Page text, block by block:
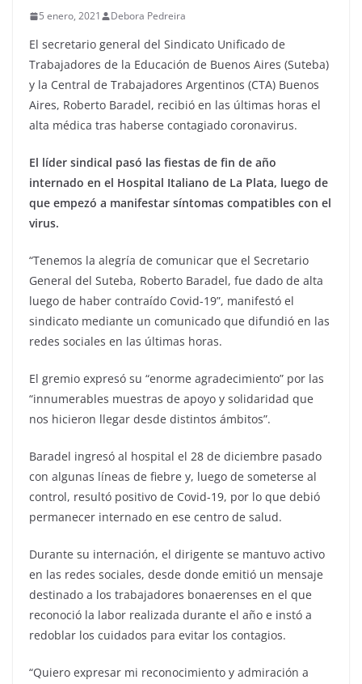
5 enero, 2021 Debora Pedreira
El secretario general del Sindicato Unificado de
Trabajadores de la Educación de Buenos Aires (Suteba)
y la Central de Trabajadores Argentinos (CTA) Buenos
Aires, Roberto Baradel, recibió en las últimas horas el
alta médica tras haberse contagiado coronavirus.
El líder sindical pasó las fiestas de fin de año
internado en el Hospital Italiano de La Plata, luego de
que empezó a manifestar síntomas compatibles con el
virus.
“Tenemos la alegría de comunicar que el Secretario
General del Suteba, Roberto Baradel, fue dado de alta
luego de haber contraído Covid-19”, manifestó el
sindicato mediante un comunicado que difundió en las
redes sociales en las últimas horas.
El gremio expresó su “enorme agradecimiento” por las
“innumerables muestras de apoyo y solidaridad que
nos hicieron llegar desde distintos ámbitos”.
Baradel ingresó al hospital el 28 de diciembre pasado
con algunas líneas de fiebre y, luego de someterse al
control, resultó positivo de Covid-19, por lo que debió
permanecer internado en ese centro de salud.
Durante su internación, el dirigente se mantuvo activo
en las redes sociales, desde donde emitió un mensaje
destinado a los trabajadores bonaerenses en el que
reconoció la labor realizada durante el año e instó a
redoblar los cuidados para evitar los contagios.
“Quiero expresar mi reconocimiento y admiración a